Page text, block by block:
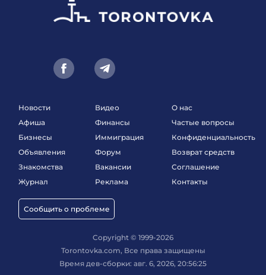
Новости
Афиша
Бизнесы
Объявления
Знакомства
Журнал
Сообщить о проблеме
Видео
Финансы
Иммиграция
Форум
Вакансии
Реклама
О нас
Частые вопросы
Конфиденциальность
Возврат средств
Соглашение
Контакты
Copyright © 1999-2026
Torontovka.com, Все права защищены
Время дев-сборки: авг. 6, 2026, 20:56:25